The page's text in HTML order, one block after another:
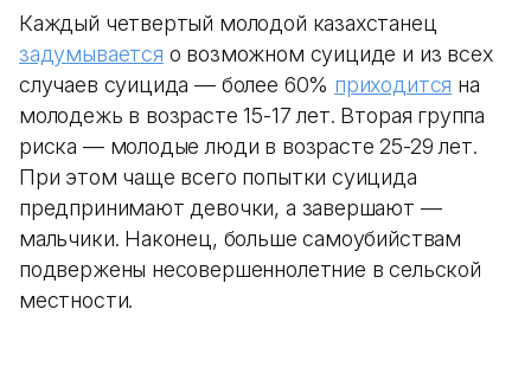
Каждый четвертый молодой казахстанец
задумывается о возможном суициде и из всех
случаев суицида — более 60% приходится на
молодежь в возрасте 15-17 лет. Вторая группа
риска — молодые люди в возрасте 25-29 лет.
При этом чаще всего попытки суицида
предпринимают девочки, а завершают —
мальчики. Наконец, больше самоубийствам
подвержены несовершеннолетние в сельской
местности.